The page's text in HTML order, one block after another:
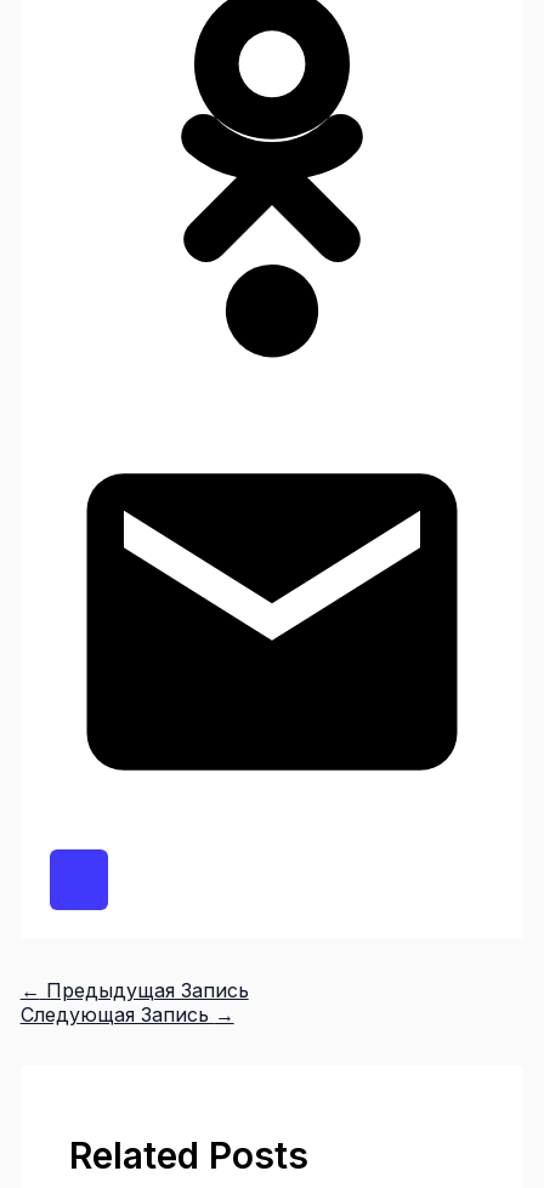
← Предыдущая Запись
Следующая Запись →
Related Posts